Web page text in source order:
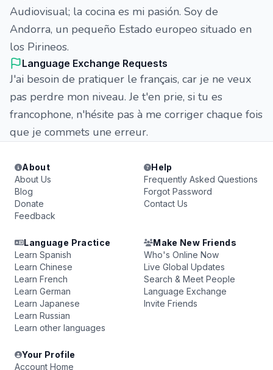
Audiovisual; la cocina es mi pasión. Soy de
Andorra, un pequeño Estado europeo situado en
los Pirineos.
Language Exchange Requests
J'ai besoin de pratiquer le français, car je ne veux
pas perdre mon niveau. Je t'en prie, si tu es
francophone, n'hésite pas à me corriger chaque fois
que je commets une erreur.
About
About Us
Blog
Donate
Feedback
Help
Frequently Asked Questions
Forgot Password
Contact Us
Language Practice
Learn Spanish
Learn Chinese
Learn French
Learn German
Learn Japanese
Learn Russian
Learn other languages
Make New Friends
Who's Online Now
Live Global Updates
Search & Meet People
Language Exchange
Invite Friends
Your Profile
Account Home